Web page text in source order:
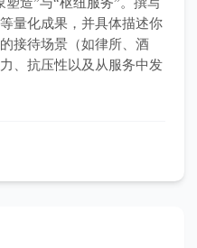
量化成果，并具体描述你
接待场景（如律所、酒
、抗压性以及从服务中发